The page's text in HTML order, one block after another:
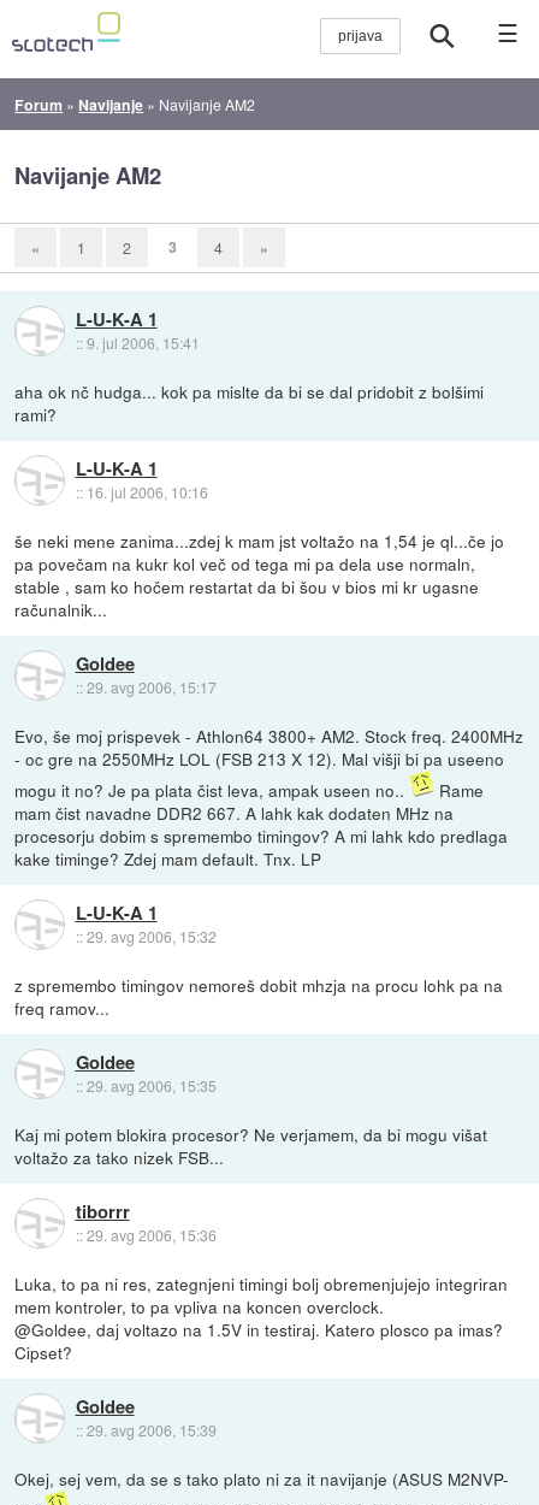
☰
Forum » Navijanje » Navijanje AM2
Navijanje AM2
« 1 2 3 4 »
L-U-K-A 1
::9. jul 2006, 15:41
aha ok nč hudga... kok pa mislte da bi se dal pridobit z bolšimi
rami?
L-U-K-A 1
:: 16. jul 2006, 10:16
še neki mene zanima...zdej k mam jst voltažo na 1,54 je ql...če jo
pa povečam na kukr kol več od tega mi pa dela use normaln,
stable , sam ko hočem restartat da bi šou v bios mi kr ugasne
računalnik...
Goldee
::29. avg 2006, 15:17
Evo, še moj prispevek - Athlon64 3800+ AM2. Stock freq. 2400MHz
- oc gre na 2550MHz LOL (FSB 213 X 12). Mal višji bi pa useeno
mogu it no? Je pa plata čist leva, ampak useen no..
Rame
mam čist navadne DDR2 667. A lahk kak dodaten MHz na
procesorju dobim s spremembo timingov? A mi lahk kdo predlaga
kake timinge? Zdej mam default. Tnx. LP
L-U-K-A 1
::29. avg 2006, 15:32
z spremembo timingov nemoreš dobit mhzja na procu lohk pa na
freq ramov...
Goldee
::29. avg 2006, 15:35
Kaj mi potem blokira procesor? Ne verjamem, da bi mogu višat
voltažo za tako nizek FSB...
tiborrr
::29. avg 2006, 15:36
Luka, to pa ni res, zategnjeni timingi bolj obremenjujejo integriran
mem kontroler, to pa vpliva na koncen overclock.
@Goldee, daj voltazo na 1.5V in testiraj. Katero plosco pa imas?
Cipset?
Goldee
::29. avg 2006, 15:39
Okej, sej vem, da se s tako plato ni za it navijanje (ASUS M2NVP-